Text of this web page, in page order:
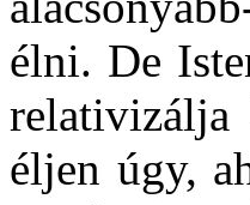
élni. De
relativizálja
éljen úgy,